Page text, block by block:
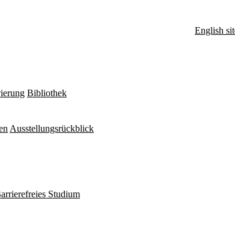
English
Bibliothek
Ausstellungsrückblick
Studium